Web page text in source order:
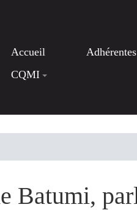
Accueil Adhérentes
CQMI
Batumi,